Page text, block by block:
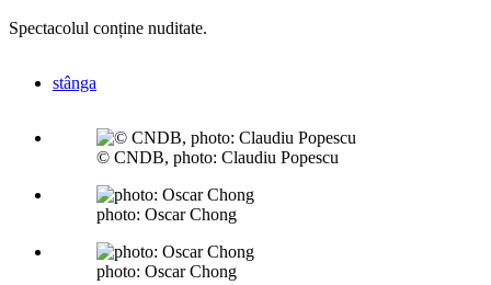
Spectacolul conține nuditate.
stânga
© CNDB, photo: Claudiu Popescu
photo: Oscar Chong
photo: Oscar Chong